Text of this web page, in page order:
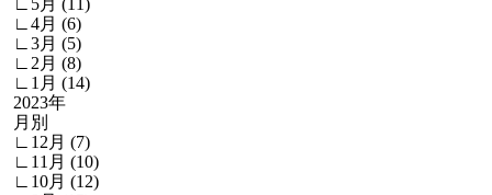
∟5月 (11)
∟4月 (6)
∟3月 (5)
∟2月 (8)
∟1月 (14)
2023年
月別
∟12月 (7)
∟11月 (10)
∟10月 (12)